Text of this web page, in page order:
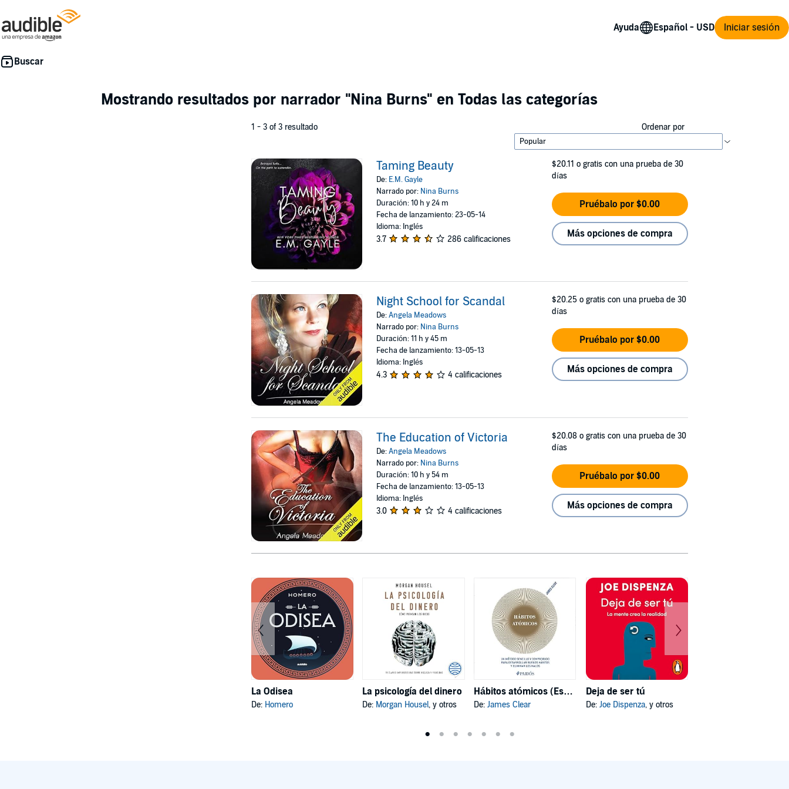
Ayuda Iniciar sesión
Mostrando resultados por narrador "Nina Burns" en Todas las categorías
1 - 3 of 3 resultado Ordenar por
Taming Beauty
De: E.M. Gayle
Narrado por: Nina Burns
Duración: 10 h y 24 m
Fecha de lanzamiento: 23-05-14
Idioma: Inglés
3.7 286 calificaciones
$20.11 o gratis con una prueba de 30
días
Pruébalo por $0.00
Más opciones de compra
Night School for Scandal
De:Angela Meadows
Narrado por: Nina Burns
Duración: 11 h y 45 m
Fecha de lanzamiento: 13-05-13
Idioma: Inglés
4.3 4 calificaciones
$20.25 o gratis con una prueba de 30
días
Pruébalo por $0.00
Más opciones de compra
The Education of Victoria
De:Angela Meadows
Narrado por: Nina Burns
Duración: 10 h y 54 m
Fecha de lanzamiento: 13-05-13
Idioma: Inglés
3.0 4 calificaciones
$20.08 o gratis con una prueba de 30
días
Pruébalo por $0.00
Más opciones de compra
La Odisea
De: Homero
La psicología del dinero
De: Morgan Housel, y otros
Hábitos atómicos (Español neutro)
De: James Clear
Deja de ser tú
De: Joe Dispenza, y otros